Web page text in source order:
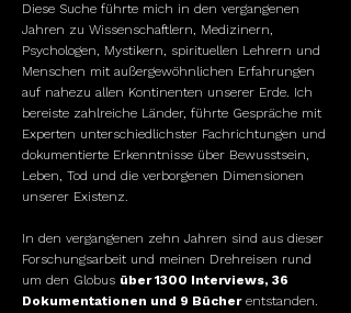
Diese Suche führte mich in den vergangenen
Jahren zu Wissenschaftlern, Medizinern,
Psychologen, Mystikern, spirituellen Lehrern und
Menschen mit außergewöhnlichen Erfahrungen
auf nahezu allen Kontinenten unserer Erde. Ich
bereiste zahlreiche Länder, führte Gespräche mit
Experten unterschiedlichster Fachrichtungen und
dokumentierte Erkenntnisse über Bewusstsein,
Leben, Tod und die verborgenen Dimensionen
unserer Existenz.
In den vergangenen zehn Jahren sind aus dieser
Forschungsarbeit und meinen Drehreisen rund
um den Globus über 1300 Interviews, 36
Dokumentationen und 9 Bücherentstanden.